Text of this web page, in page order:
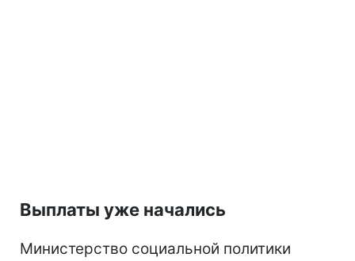
Выплаты уже начались
Министерство социальной политики